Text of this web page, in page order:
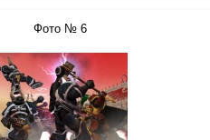
Фото № 6